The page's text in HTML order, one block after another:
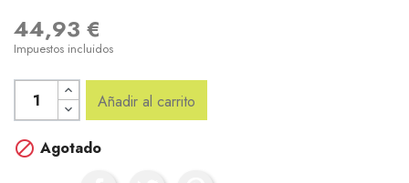
44,93 €
Impuestos incluidos
Añadir al carrito
 Agotado